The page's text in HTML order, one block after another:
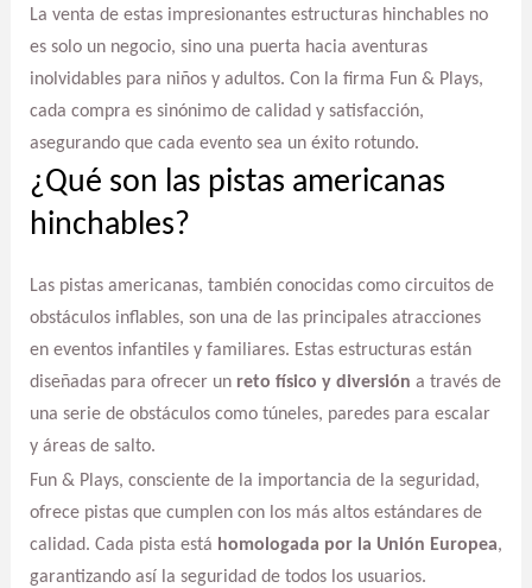
La venta de estas impresionantes estructuras hinchables no
es solo un negocio, sino una puerta hacia aventuras
inolvidables para niños y adultos. Con la firma Fun & Plays,
cada compra es sinónimo de calidad y satisfacción,
asegurando que cada evento sea un éxito rotundo.
¿Qué son las pistas americanas
hinchables?
Las pistas americanas, también conocidas como circuitos de
obstáculos inflables, son una de las principales atracciones
en eventos infantiles y familiares. Estas estructuras están
diseñadas para ofrecer un reto físico y diversión a través de
una serie de obstáculos como túneles, paredes para escalar
y áreas de salto.
Fun & Plays, consciente de la importancia de la seguridad,
ofrece pistas que cumplen con los más altos estándares de
calidad. Cada pista está homologada por la Unión Europea,
garantizando así la seguridad de todos los usuarios.